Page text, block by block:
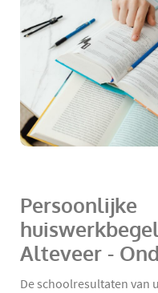
Persoonlijke
Alteveer -
De schoolresultaten